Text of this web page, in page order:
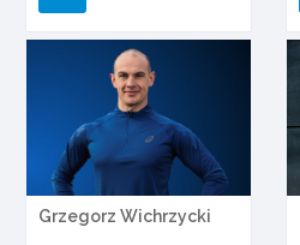
Grzegorz Wichrzycki